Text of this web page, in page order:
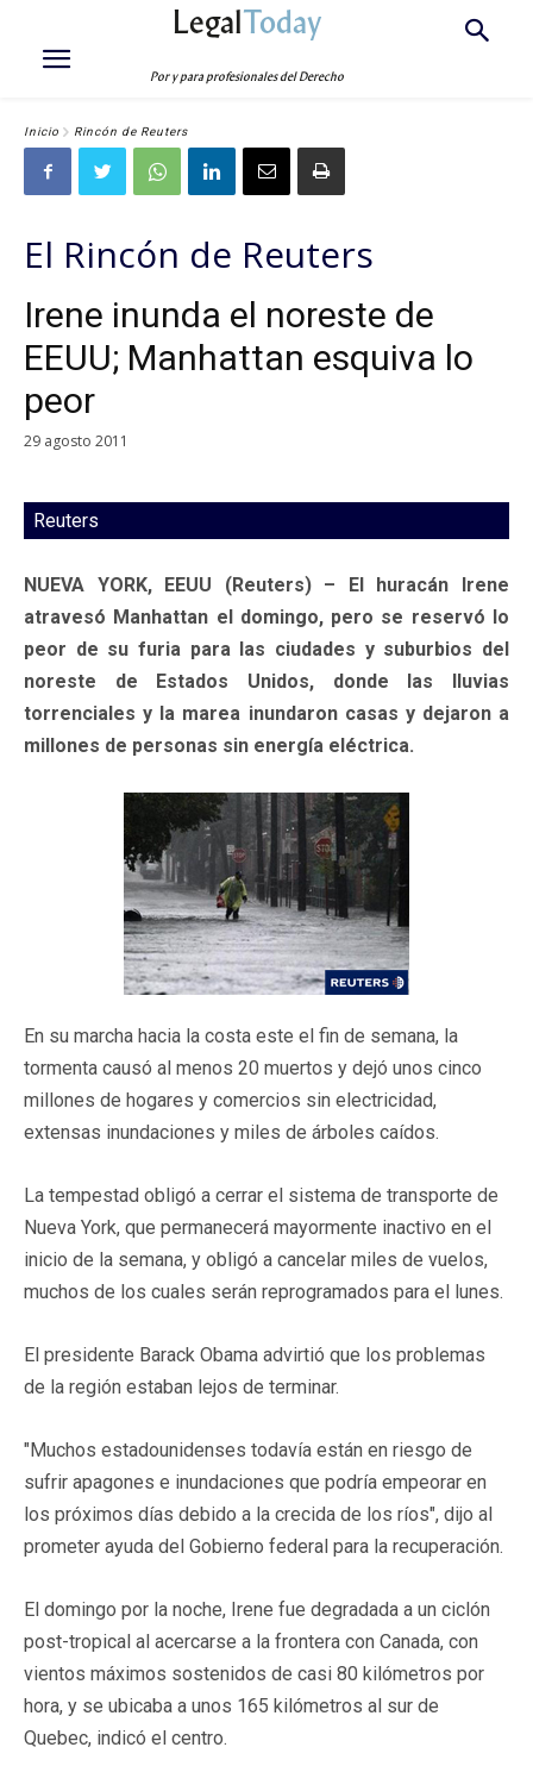
LegalToday
Por y para profesionales del Derecho
Inicio Rincón de Reuters
El Rincón de Reuters
Irene inunda el noreste de
EEUU; Manhattan esquiva lo
peor
29 agosto 2011
Reuters
NUEVA YORK, EEUU (Reuters) – El huracán Irene
atravesó Manhattan el domingo, pero se reservó lo
peor de su furia para las ciudades y suburbios del
noreste de Estados Unidos, donde las lluvias
torrenciales y la marea inundaron casas y dejaron a
millones de personas sin energía eléctrica.
En su marcha hacia la costa este el fin de semana, la
tormenta causó al menos 20 muertos y dejó unos cinco
millones de hogares y comercios sin electricidad,
extensas inundaciones y miles de árboles caídos.
La tempestad obligó a cerrar el sistema de transporte de
Nueva York, que permanecerá mayormente inactivo en el
inicio de la semana, y obligó a cancelar miles de vuelos,
muchos de los cuales serán reprogramados para el lunes.
El presidente Barack Obama advirtió que los problemas
de la región estaban lejos de terminar.
"Muchos estadounidenses todavía están en riesgo de
sufrir apagones e inundaciones que podría empeorar en
los próximos días debido a la crecida de los ríos", dijo al
prometer ayuda del Gobierno federal para la recuperación.
El domingo por la noche, Irene fue degradada a un ciclón
post-tropical al acercarse a la frontera con Canada, con
vientos máximos sostenidos de casi 80 kilómetros por
hora, y se ubicaba a unos 165 kilómetros al sur de
Quebec, indicó el centro.